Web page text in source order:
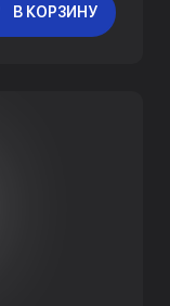
В КОРЗИНУ